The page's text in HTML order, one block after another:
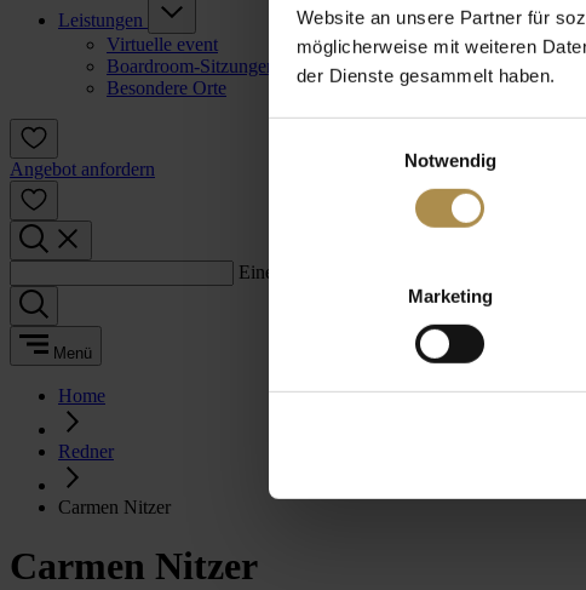
Website an unsere Partner für
möglicherweise mit weiteren
der Dienste gesammelt haben.
Notwendig
Marketing
Leistungen
Virtuelle event
Boardroom-Sitzungen
Besondere Orte
Angebot anfordern
Einen Suchbegriff eingeben:
Menü
Home
Redner
Carmen Nitzer
Carmen Nitzer